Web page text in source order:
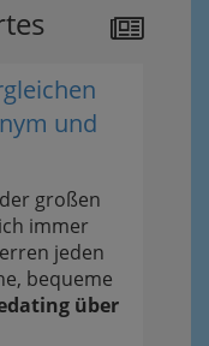
und
großen
immer
jeden
bequeme
über